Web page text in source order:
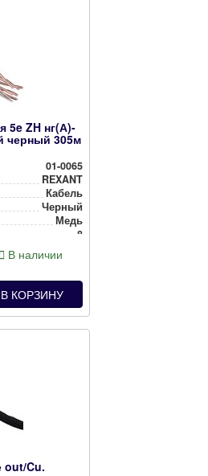
5e ZH нг(А)-
черный 305м
01-0065
REXANT
Кабель
Черный
Медь
8
В наличии
В КОРЗИНУ
out/Cu.